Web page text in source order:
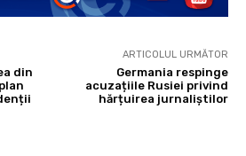
din
ARTICOLUL URMĂTOR
Germania respinge
acuzațiile Rusiei privind
hărțuirea jurnaliștilor